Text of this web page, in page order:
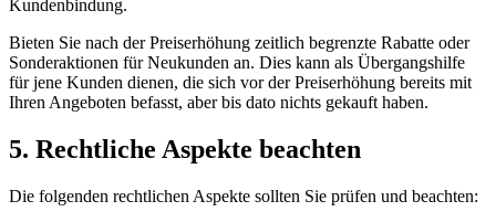
Kundenbindung.
Bieten Sie nach der Preiserhöhung zeitlich begrenzte Rabatte oder
Sonderaktionen für Neukunden an. Dies kann als Übergangshilfe
für jene Kunden dienen, die sich vor der Preiserhöhung bereits mit
Ihren Angeboten befasst, aber bis dato nichts gekauft haben.
5. Rechtliche Aspekte beachten
Die folgenden rechtlichen Aspekte sollten Sie prüfen und beachten: